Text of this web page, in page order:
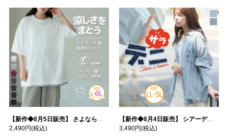
【新作◆8月5日販売】 さよなら猛暑 涼しさを着る 遮熱 接触冷感 吸水・速乾 五分袖 コンフォートメッシュ 配色レイヤード 風ゆる Tシャツ | 大きいサイズの通販ならハッピーマリリン
2,490円(税込)
【新作◆8月4日販売】 シアーデニムで お洒落に肌隠し | 大きいサイズの通販ならハッピーマリリン
3,490円(税込)